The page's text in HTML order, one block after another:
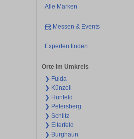
Alle Marken
Messen & Events
Experten finden
Orte im Umkreis
❯ Fulda
❯ Künzell
❯ Hünfeld
❯ Petersberg
❯ Schlitz
❯ Eiterfeld
❯ Burghaun